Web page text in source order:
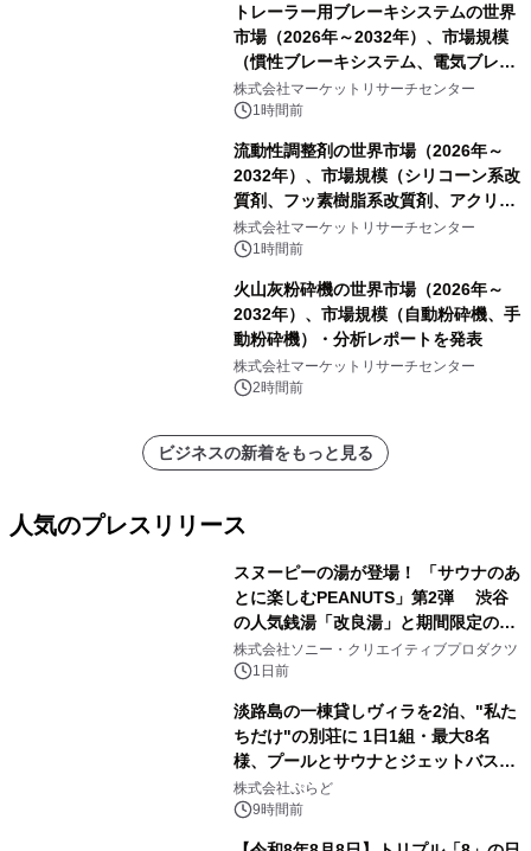
トレーラー用ブレーキシステムの世界
市場（2026年～2032年）、市場規模
（慣性ブレーキシステム、電気ブレー
キシステム、その他）・分析レポート
を発表
株式会社マーケットリサーチセンター
1時間前
流動性調整剤の世界市場（2026年～
2032年）、市場規模（シリコーン系改
質剤、フッ素樹脂系改質剤、アクリル
系改質剤、ポリウレタン系改質剤、ワ
ックス系改質剤）・分析レポートを発
株式会社マーケットリサーチセンター
1時間前
火山灰粉砕機の世界市場（2026年～
2032年）、市場規模（自動粉砕機、手
動粉砕機）・分析レポートを発表
株式会社マーケットリサーチセンター
2時間前
ビジネスの新着をもっと見る
人気のプレスリリース
スヌーピーの湯が登場！ 「サウナのあ
とに楽しむPEANUTS」第2弾 渋谷
の人気銭湯「改良湯」と期間限定のコ
ラボレーション サウナイキタイコラ
ボグッズも発売決定！
株式会社ソニー・クリエイティブプロダクツ
1日前
淡路島の一棟貸しヴィラを2泊、"私た
ちだけ"の別荘に 1日1組・最大8名
様、プールとサウナとジェットバス付
きで Villa Mon Temps AWAJIの連泊
素泊りプラン
株式会社ぷらど
9時間前